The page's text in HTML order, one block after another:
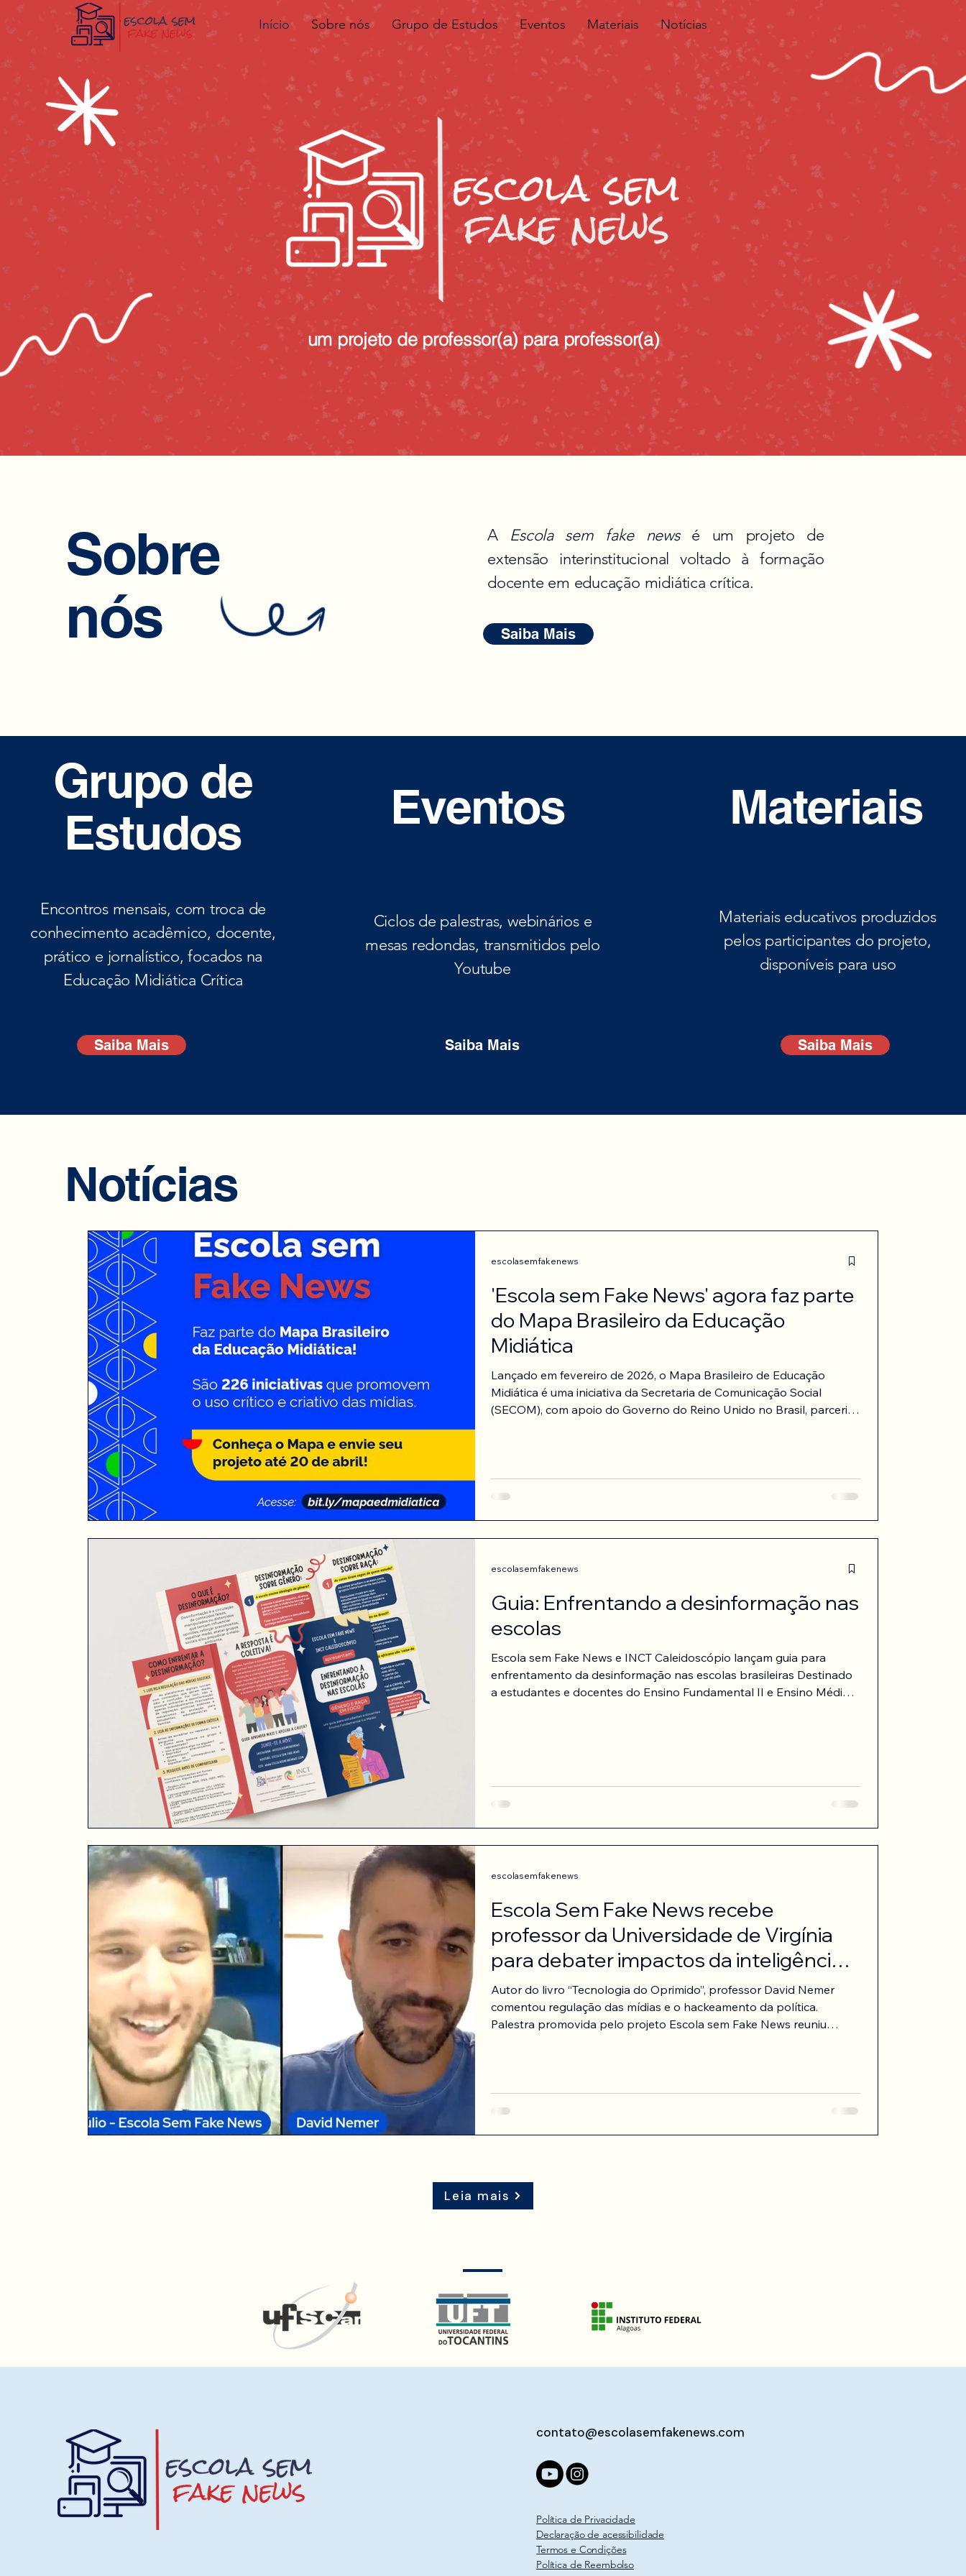
Início Sobre nós Grupo de Estudos Eventos Materiais Notícias
um projeto de professor(a) para professor(a)
Sobre
nós
A Escola sem fake newsé um projeto de
extensão interinstitucional voltado à formação
docente em educação midiática crítica.
Saiba Mais
Grupo de
Estudos
Encontros mensais, com troca de
conhecimento acadêmico, docente,
prático e jornalístico, focados na
Educação Midiática Crítica
Saiba Mais
Eventos
Ciclos de palestras, webinários e
mesas redondas, transmitidos pelo
Youtube
Saiba Mais
Materiais
Materiais educativos produzidos
pelos participantes do projeto,
disponíveis para uso
Saiba Mais
'Escola sem Fake News' agora faz parte
do Mapa Brasileiro da Educação
Midiática
Lançado em fevereiro de 2026, o Mapa Brasileiro de Educação
Midiática é uma iniciativa da Secretaria de Comunicação Social
(SECOM), com apoio do Governo do Reino Unido no Brasil, parceria
ser adaptadas a diferentes contextos educativos. O Mapa reúne 226
experiências de todo o país que mostram
escolasemfakenews
Guia: Enfrentando a desinformação nas
escolas
Escola sem Fake News e INCT Caleidoscópio lançam guia para
enfrentamento da desinformação nas escolas brasileiras Destinado
a estudantes e docentes do Ensino Fundamental II e Ensino Médio,
escolasemfakenews
Escola Sem Fake News recebe
professor da Universidade de Virgínia
para debater impactos da inteligência
artificial e da desinformação no cenário
político
Autor do livro “Tecnologia do Oprimido”, professor David Nemer
comentou regulação das mídias e o hackeamento da política.
Palestra promovida pelo projeto Escola sem Fake News reuniu
escolasemfakenews
Notícias
Leia mais
contato@escolasemfakenews.com
Política de Privacidade
Declaração de acessibilidade
Termos e Condições
Política de Reembolso